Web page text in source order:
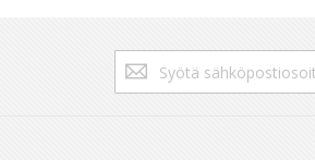
Tilaa
uutiskirjeemme: